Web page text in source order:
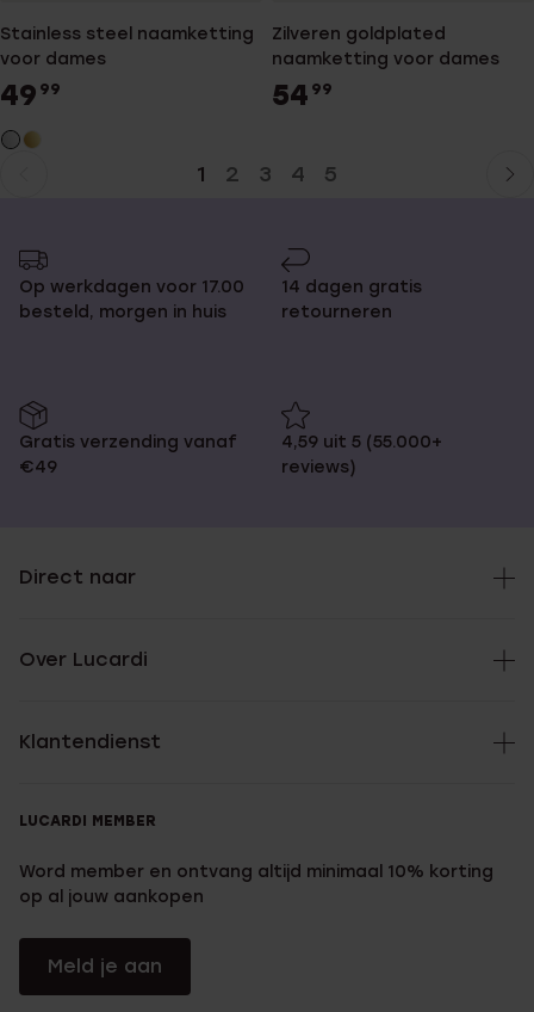
Stainless steel naamketting
voor dames
49 99
Zilveren goldplated
naamketting voor dames
54 99
1 2 3 4 5
Op werkdagen voor 17.00
besteld, morgen in huis
14 dagen gratis
retourneren
Gratis verzending vanaf
€49
4,59 uit 5 (55.000+
reviews)
Direct naar
Over Lucardi
Klantendienst
LUCARDI MEMBER
Word member en ontvang altijd minimaal 10% korting
op al jouw aankopen
Meld je aan